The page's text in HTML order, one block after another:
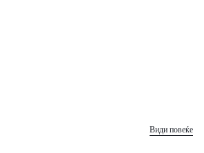
Види повеќе